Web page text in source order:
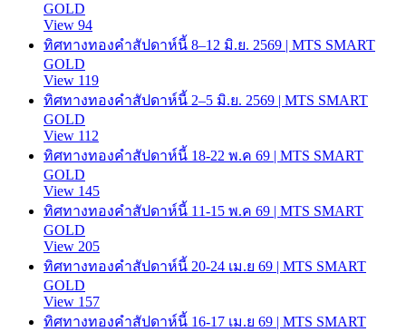
GOLD
View 94
ทิศทางทองคำสัปดาห์นี้ 8–12 มิ.ย. 2569 | MTS SMART
GOLD
View 119
ทิศทางทองคำสัปดาห์นี้ 2–5 มิ.ย. 2569 | MTS SMART
GOLD
View 112
ทิศทางทองคำสัปดาห์นี้ 18-22 พ.ค 69 | MTS SMART
GOLD
View 145
ทิศทางทองคำสัปดาห์นี้ 11-15 พ.ค 69 | MTS SMART
GOLD
View 205
ทิศทางทองคำสัปดาห์นี้ 20-24 เม.ย 69 | MTS SMART
GOLD
View 157
ทิศทางทองคำสัปดาห์นี้ 16-17 เม.ย 69 | MTS SMART